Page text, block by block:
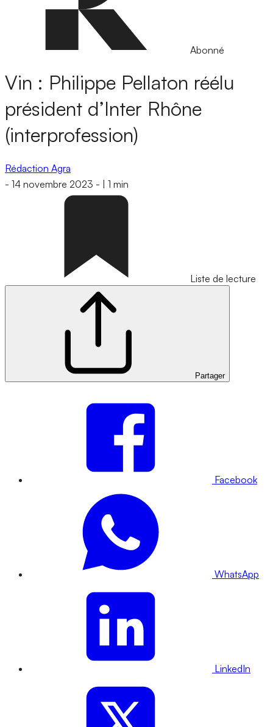
Abonné
Vin : Philippe Pellaton réélu
président d’Inter Rhône
(interprofession)
Rédaction Agra
- 14 novembre 2023 - 1 min
Liste de lecture
Partager
Facebook
WhatsApp
LinkedIn